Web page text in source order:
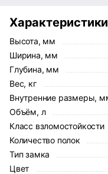
Характеристики
Высота, мм
Ширина, мм
Глубина, мм
Вес, кг
Внутренние размеры,
Объём, л
Класс взломостойкости
Количество полок
Тип замка
Цвет